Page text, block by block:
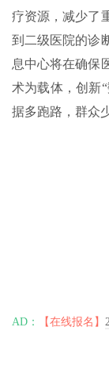
疗资源，减少了
到二级医院的诊
息中心将在确保
术为载体，创新
据多跑路，群众
AD： 【在线报名】